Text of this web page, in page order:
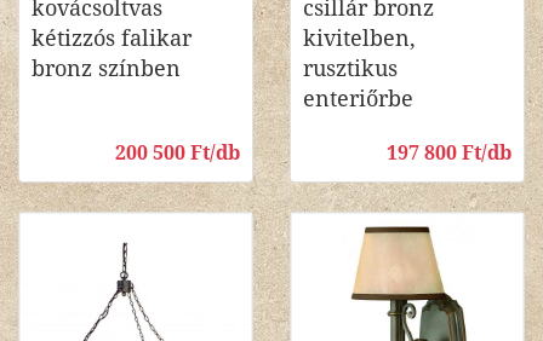
kovácsoltvas
kétizzós falikar
bronz színben
200 500 Ft/db
csillár bronz
kivitelben,
rusztikus
enteriőrbe
197 800 Ft/db